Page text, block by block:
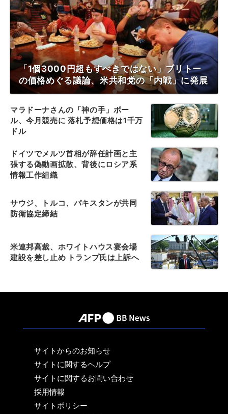
「1個3000円超もすべきではない」ブリトー
の価格めぐる議論、米共和党の「内戦」に発展
マラドーナさんの「神の手」ボー
ル、今月競売に 落札予想価格は1千万
ドル
ドイツでメルツ首相が辞任計画と主
張する偽動画拡散、背後にロシア系
情報工作組織
サウジ、トルコ、パキスタンが共同
防衛協定締結
米連邦高裁、ホワイトハウス宴会場
建設を差し止め トランプ氏は上訴へ
サイトからのお知らせ
サイトに関するヘルプ
サイトに関するお問い合わせ
採用情報
サイトポリシー